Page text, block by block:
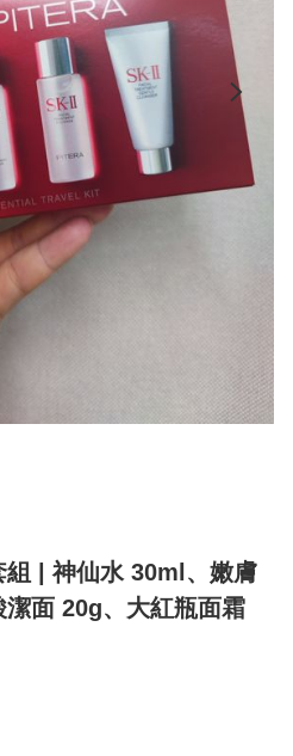
| 神仙水 30ml、嫩膚
面 20g、大紅瓶面霜